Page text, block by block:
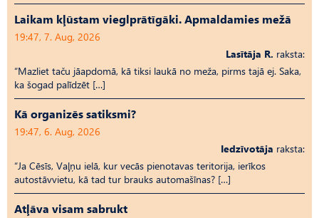
Laikam kļūstam vieglprātīgāki. Apmaldamies mežā
19:47, 7. Aug, 2026
Lasītāja R. raksta:
“Mazliet taču jāapdomā, kā tiksi laukā no meža, pirms tajā ej. Saka,
ka šogad palīdzēt […]
Kā organizēs satiksmi?
19:47, 6. Aug, 2026
Iedzīvotāja raksta:
“Ja Cēsīs, Vaļņu ielā, kur vecās pienotavas teritorija, ierīkos
autostāvvietu, kā tad tur brauks automašīnas? […]
Atļāva visam sabrukt